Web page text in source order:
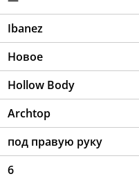
Ibanez
Новое
Hollow Body
Archtop
под правую руку
6